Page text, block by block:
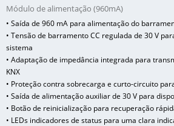
Módulo de alimentação (960mA)
• Saída de 960 mA para alimentação do
• Tensão de barramento CC regulada de 30 V
sistema
• Adaptação de impedância integrada para
KNX
• Proteção contra sobrecarga e curto-circuito
• Saída de alimentação auxiliar de 30 V para
• Botão de reinicialização para recuperação
• LEDs indicadores de status para uma clara